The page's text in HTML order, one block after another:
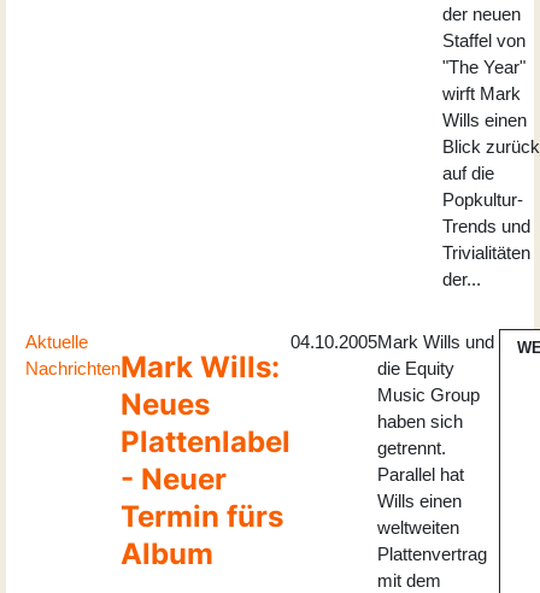
der neuen
Staffel von
"The Year"
wirft Mark
Wills einen
Blick zurück
auf die
Popkultur-
Trends und
Trivialitäten
der...
Aktuelle
NachrichtenMark Wills:
Neues
Plattenlabel
- Neuer
Termin fürs
Album
04.10.2005Mark Wills und
die Equity
Music Group
haben sich
getrennt.
Parallel hat
Wills einen
weltweiten
Plattenvertrag
mit dem